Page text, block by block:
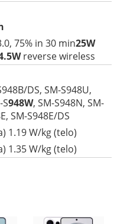
75% in 30 min25W
reverse wireless
DS, SM-S948U,
948W, SM-S948N, SM-
SM-S948E/DS
1.19 W/kg (telo)
1.35 W/kg (telo)